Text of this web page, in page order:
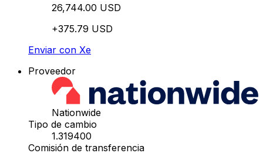
26,744.00 USD
+375.79 USD
Enviar con Xe
Proveedor
Nationwide
Tipo de cambio
1.319400
Comisión de transferencia